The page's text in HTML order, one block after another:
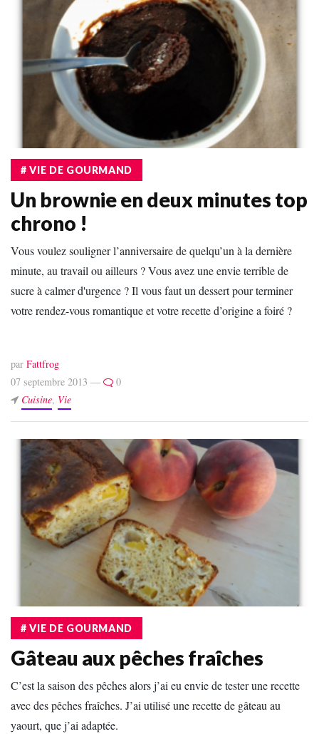
# VIE DE GOURMAND
Un brownie en deux minutes top
chrono !
Vous voulez souligner l’anniversaire de quelqu’un à la dernière
minute, au travail ou ailleurs ? Vous avez une envie terrible de
sucre à calmer d'urgence ? Il vous faut un dessert pour terminer
votre rendez-vous romantique et votre recette d’origine a foiré ?
par Fattfrog
07 septembre 2013 —
0
Cuisine, Vie
# VIE DE GOURMAND
Gâteau aux pêches fraîches
C’est la saison des pêches alors j’ai eu envie de tester une recette
avec des pêches fraîches. J’ai utilisé une recette de gâteau au
yaourt, que j’ai adaptée.